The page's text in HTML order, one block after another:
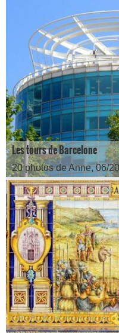
Les tours de Barcelone
20 photos de Anne, 06/